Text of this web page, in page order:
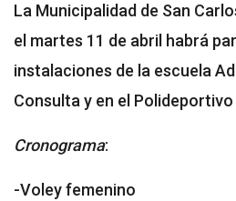
La Municipalidad de San
el martes 11 de abril habrá
instalaciones de la escuela
Consulta y en el
Cronograma:
-Voley femenino